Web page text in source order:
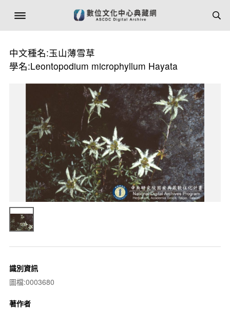
中文種名:玉山薄雪草
學名:Leontopodium microphyllum Hayata
識別資訊
圖檔:0003680
著作者